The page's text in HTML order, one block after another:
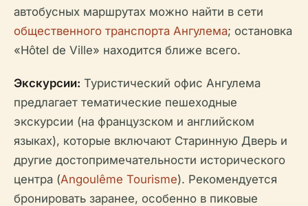
автобусных маршрутах можно найти в сети
общественного транспорта Ангулема; остановка
«Hôtel de Ville» находится ближе всего.
Экскурсии: Туристический офис Ангулема
предлагает тематические пешеходные
экскурсии (на французском и английском
языках), которые включают Старинную Дверь и
другие достопримечательности исторического
центра (Angoulême Tourisme). Рекомендуется
бронировать заранее, особенно в пиковые